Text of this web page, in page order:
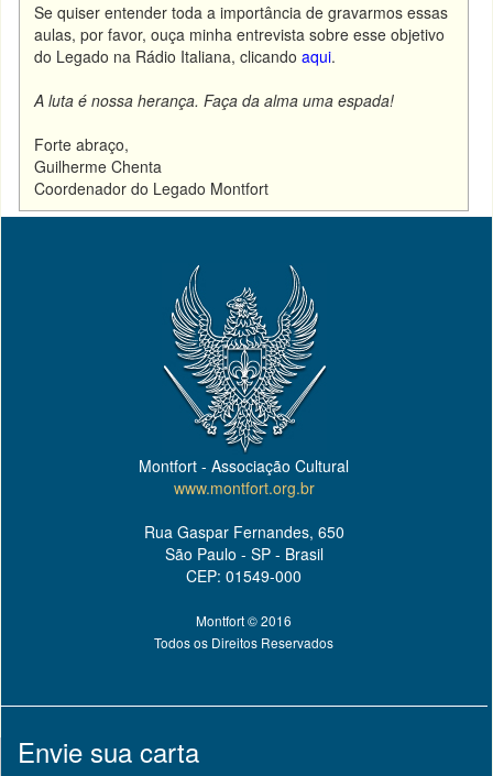
Se quiser entender toda a importância de gravarmos essas
aulas, por favor, ouça minha entrevista sobre esse objetivo
do Legado na Rádio Italiana, clicandoaqui.
A luta é nossa herança. Faça da alma uma espada!
Forte abraço,
Guilherme Chenta
Coordenador do Legado Montfort
Montfort - Associação Cultural
www.montfort.org.br
Rua Gaspar Fernandes, 650
São Paulo - SP - Brasil
CEP: 01549-000
Montfort © 2016
Todos os Direitos Reservados
Envie sua carta